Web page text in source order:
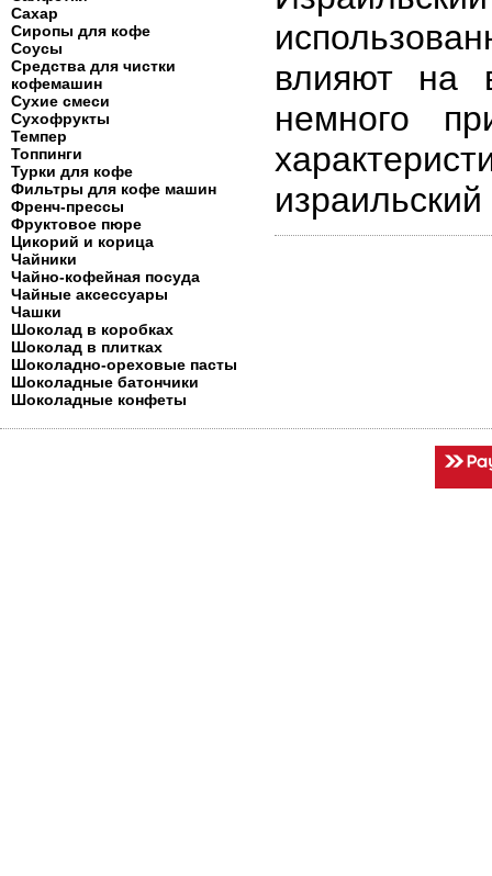
Сахар
Сиропы для кофе
Соусы
Средства для чистки
кофемашин
Сухие смеси
Сухофрукты
Темпер
Топпинги
Турки для кофе
Фильтры для кофе машин
Френч-прессы
Фруктовое пюре
Цикорий и корица
Чайники
Чайно-кофейная посуда
Чайные аксессуары
Чашки
Шоколад в коробках
Шоколад в плитках
Шоколадно-ореховые пасты
Шоколадные батончики
Шоколадные конфеты
влияют на
немного